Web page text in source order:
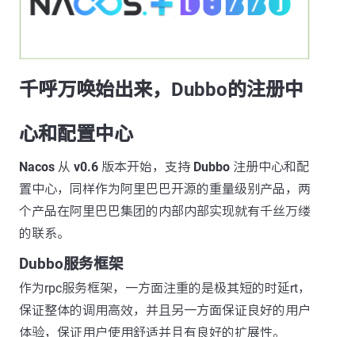
千呼万唤始出来，Dubbo的注册中
心和配置中心
Nacos 从 v0.6 版本开始，支持 Dubbo 注册中心和配
置中心，同样作为阿里巴巴开源的重量级别产品，两
个产品在阿里巴巴集团的内部内部实现就有千丝万缕
的联系。
Dubbo服务框架
作为rpc服务框架，一方面注重的是极其短的时延rt，
保证整体的调用高效，并且另一方面保证良好的用户
体验，保证用户使用舒适并且有良好的扩展性。